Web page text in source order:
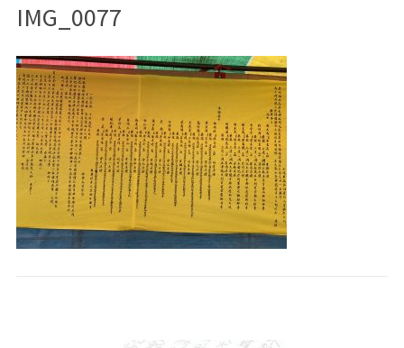
IMG_0077